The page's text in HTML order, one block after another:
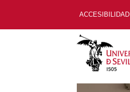
ACCESIBILIDAD